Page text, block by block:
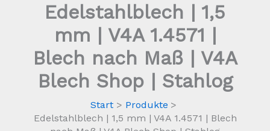
Edelstahlblech | 1,5
mm | V4A 1.4571 |
Blech nach Maß | V4A
Blech Shop | Stahlog
Start
Produkte
Edelstahlblech | 1,5 mm | V4A 1.4571 | Blech